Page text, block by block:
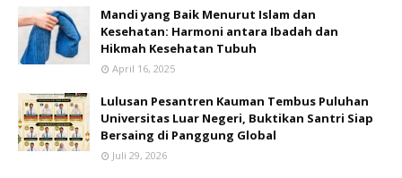
Mandi yang Baik Menurut Islam dan
Kesehatan: Harmoni antara Ibadah dan
Hikmah Kesehatan Tubuh
April 16, 2025
Lulusan Pesantren Kauman Tembus Puluhan
Universitas Luar Negeri, Buktikan Santri Siap
Bersaing di Panggung Global
Juli 29, 2026